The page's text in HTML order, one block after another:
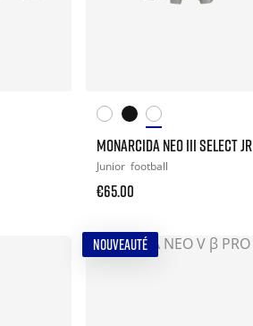
MONARCIDA NEO III SELECT JR
Junior football
€65.00
NOUVEAUTÉ